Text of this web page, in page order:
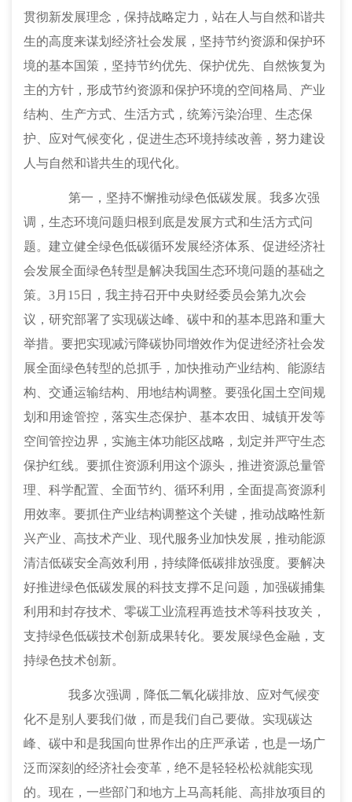
贯彻新发展理念，保持战略定力，站在人与自然和谐共
生的高度来谋划经济社会发展，坚持节约资源和保护环
境的基本国策，坚持节约优先、保护优先、自然恢复为
主的方针，形成节约资源和保护环境的空间格局、产业
结构、生产方式、生活方式，统筹污染治理、生态保
护、应对气候变化，促进生态环境持续改善，努力建设
人与自然和谐共生的现代化。
第一，坚持不懈推动绿色低碳发展。 我多次强
调，生态环境问题归根到底是发展方式和生活方式问
题。建立健全绿色低碳循环发展经济体系、促进经济社
会发展全面绿色转型是解决我国生态环境问题的基础之
策。 3月15日，我主持召开中央财经委员会第九次会
议，研究部署了实现碳达峰、碳中和的基本思路和重大
举措。要把实现减污降碳协同增效作为促进经济社会发
展全面绿色转型的总抓手，加快推动产业结构、能源结
构、交通运输结构、用地结构调整。要强化国土空间规
划和用途管控，落实生态保护、基本农田、城镇开发等
空间管控边界，实施主体功能区战略，划定并严守生态
保护红线。要抓住资源利用这个源头，推进资源总量管
理、科学配置、全面节约、循环利用，全面提高资源利
用效率。要抓住产业结构调整这个关键，推动战略性新
兴产业、高技术产业、现代服务业加快发展，推动能源
清洁低碳安全高效利用，持续降低碳排放强度。要解决
好推进绿色低碳发展的科技支撑不足问题，加强碳捕集
利用和封存技术、零碳工业流程再造技术等科技攻关，
支持绿色低碳技术创新成果转化。要发展绿色金融，支
持绿色技术创新。
我多次强调，降低二氧化碳排放、应对气候变
化不是别人要我们做，而是我们自己要做。实现碳达
峰、碳中和是我国向世界作出的庄严承诺，也是一场广
泛而深刻的经济社会变革，绝不是轻轻松松就能实现
的。现在，一些部门和地方上马高耗能、高排放项目的